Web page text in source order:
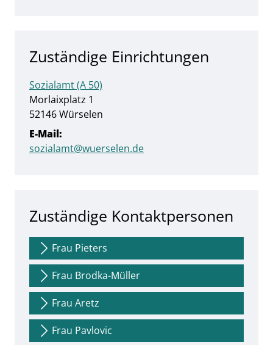
Zuständige Einrichtungen
Sozialamt (A 50)
Straße:
Morlaixplatz Hausnummer:
1
PLZ:
52146Ort:
Würselen
E-Mail:
sozialamt@wuerselen.de
Zuständige Kontaktpersonen
Frau Pieters
Frau Brodka-Müller
Frau Aretz
Frau Pavlovic